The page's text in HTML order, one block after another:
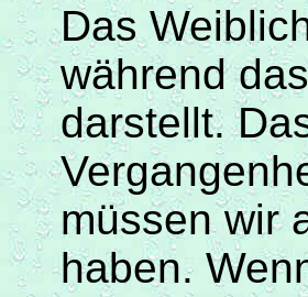
Das
während
darstellt.
müssen wir
haben.